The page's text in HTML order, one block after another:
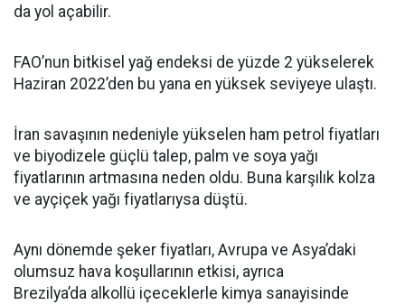
da yol açabilir.
FAO’nun bitkisel yağ endeksi de yüzde 2 yükselerek
Haziran 2022’den bu yana en yüksek seviyeye ulaştı.
İran savaşının nedeniyle yükselen ham petrol fiyatları
ve biyodizele güçlü talep, palm ve soya yağı
fiyatlarının artmasına neden oldu. Buna karşılık kolza
ve ayçiçek yağı fiyatlarıysa düştü.
Aynı dönemde şeker fiyatları, Avrupa ve Asya’daki
olumsuz hava koşullarının etkisi, ayrıca
Brezilya’da alkollü içeceklerle kimya sanayisinde